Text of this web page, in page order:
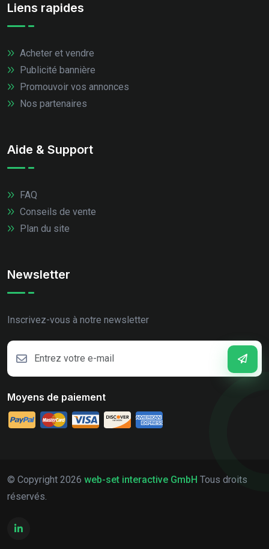
Liens rapides
Acheter et vendre
Publicité bannière
Promouvoir vos annonces
Nos partenaires
Aide & Support
FAQ
Conseils de vente
Plan du site
Newsletter
Inscrivez-vous à notre newsletter
Moyens de paiement
© Copyright 2026 web-set interactive GmbH Tous droits
réservés.